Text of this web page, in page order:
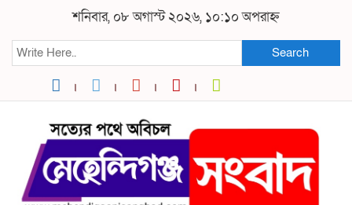
শনিবার, ০৮ অগাস্ট ২০২৬, ১০:১০ অপরাহ্ন
Search